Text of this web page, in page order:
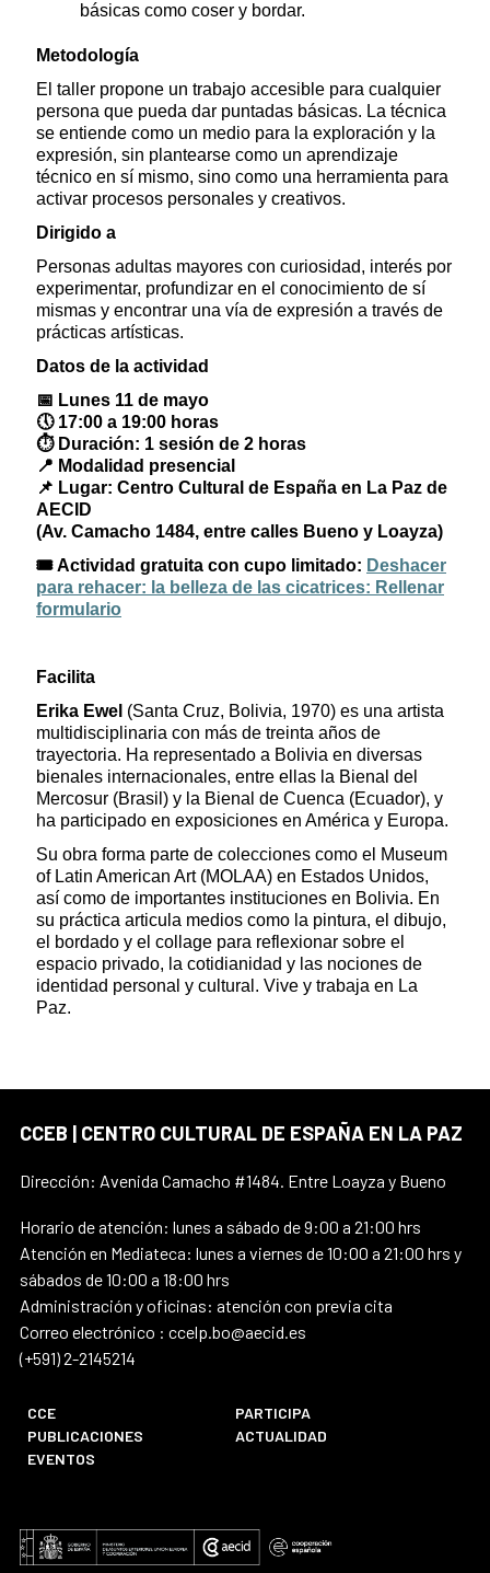
básicas como coser y bordar.
Metodología
El taller propone un trabajo accesible para cualquier
persona que pueda dar puntadas básicas. La técnica
se entiende como un medio para la exploración y la
expresión, sin plantearse como un aprendizaje
técnico en sí mismo, sino como una herramienta para
activar procesos personales y creativos.
Dirigido a
Personas adultas mayores con curiosidad, interés por
experimentar, profundizar en el conocimiento de sí
mismas y encontrar una vía de expresión a través de
prácticas artísticas.
Datos de la actividad
📅 Lunes 11 de mayo
🕔17:00 a 19:00 horas
⏱️Duración: 1 sesión de 2 horas
📍 Modalidad presencial
📌 Lugar: Centro Cultural de España en La Paz de
AECID
(Av. Camacho 1484, entre calles Bueno y Loayza)
🎟️Actividad gratuita con cupo limitado: Deshacer
para rehacer: la belleza de las cicatrices: Rellenar
formulario
Facilita
Erika Ewel (Santa Cruz, Bolivia, 1970) es una artista
multidisciplinaria con más de treinta años de
trayectoria. Ha representado a Bolivia en diversas
bienales internacionales, entre ellas la Bienal del
Mercosur (Brasil) y la Bienal de Cuenca (Ecuador), y
ha participado en exposiciones en América y Europa.
Su obra forma parte de colecciones como el Museum
of Latin American Art (MOLAA) en Estados Unidos,
así como de importantes instituciones en Bolivia. En
su práctica articula medios como la pintura, el dibujo,
el bordado y el collage para reflexionar sobre el
espacio privado, la cotidianidad y las nociones de
identidad personal y cultural. Vive y trabaja en La
Paz.
CCEB | CENTRO CULTURAL DE ESPAÑA EN LA PAZ
Dirección: Avenida Camacho #1484. Entre Loayza y Bueno
Horario de atención: lunes a sábado de 9:00 a 21:00 hrs
Atención en Mediateca: lunes a viernes de 10:00 a 21:00 hrs y
sábados de 10:00 a 18:00 hrs
Administración y oficinas: atención con previa cita
Correo electrónico : ccelp.bo@aecid.es
(+591) 2-2145214
CCE
PARTICIPA
PUBLICACIONES
ACTUALIDAD
EVENTOS